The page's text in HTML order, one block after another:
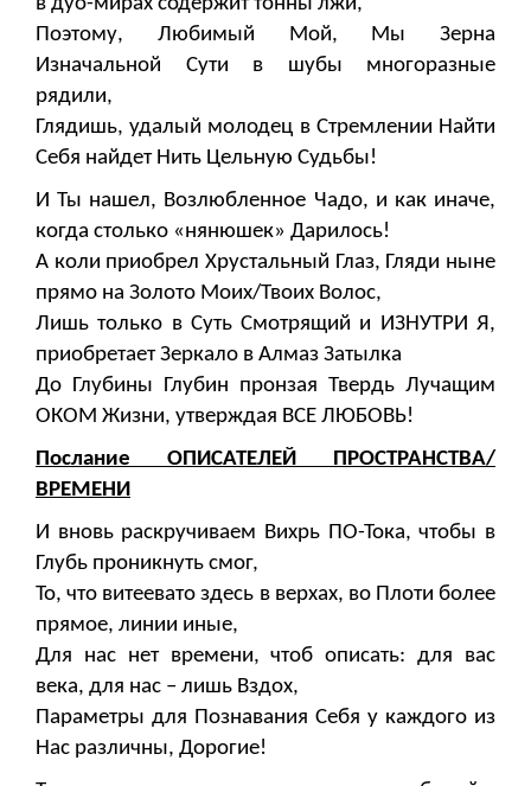
Поэтому, Любимый Мой, Мы Зерна
Изначальной Сути в шубы многоразные
рядили,
Глядишь, удалый молодец в Стремлении Найти
Себя найдет Нить Цельную Судьбы!
И Ты нашел, Возлюбленное Чадо, и как иначе,
когда столько «нянюшек» Дарилось!
А коли приобрел Хрустальный Глаз, Гляди ныне
прямо на Золото Моих/Твоих Волос,
Лишь только в Суть Смотрящий и ИЗНУТРИ Я,
приобретает Зеркало в Алмаз Затылка
До Глубины Глубин пронзая Твердь Лучащим
ОКОМ Жизни, утверждая ВСЕ ЛЮБОВЬ!
Послание ОПИСАТЕЛЕЙ ПРОСТРАНСТВА/
ВРЕМЕНИ
И вновь раскручиваем Вихрь ПО-Тока, чтобы в
Глубь проникнуть смог,
То, что витеевато здесь в верхах, во Плоти более
прямое, линии иные,
Для нас нет времени, чтоб описать: для вас
века, для нас – лишь Вздох,
Параметры для Познавания Себя у каждого из
Нас различны, Дорогие!